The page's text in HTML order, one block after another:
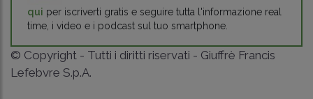
qui per iscriverti gratis e seguire tutta l'informazione real
time, i video e i podcast sul tuo smartphone.
© Copyright - Tutti i diritti riservati - Giuffrè Francis
Lefebvre S.p.A.